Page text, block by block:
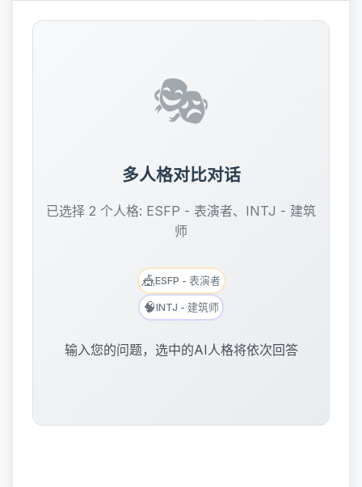
🎭
多人格对比对话
已选择 2 个人格: ESFP - 表演者、INTJ - 建筑
师
🎪ESFP - 表演者
🧠INTJ - 建筑师
输入您的问题，选中的AI人格将依次回答